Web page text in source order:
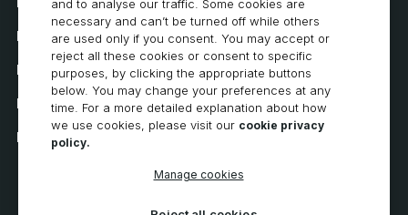
Privacy
Informativa sulla privacy
Dichiarazione di accessibilità
Informativa sui cookie
and to analyse our traffic. Some cookies are
necessary and can’t be turned off while others
are used only if you consent. You may accept or
reject all these cookies or consent to specific
purposes, by clicking the appropriate buttons
below. You may change your preferences at any
time. For a more detailed explanation about how
we use cookies, please visit our cookie privacy
policy.
Manage cookies